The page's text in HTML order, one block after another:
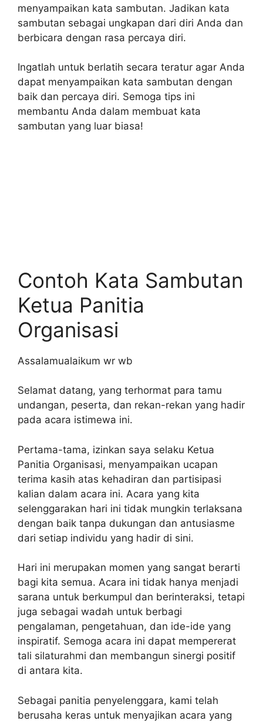
menyampaikan kata sambutan. Jadikan kata
sambutan sebagai ungkapan dari diri Anda dan
berbicara dengan rasa percaya diri.
Ingatlah untuk berlatih secara teratur agar Anda
dapat menyampaikan kata sambutan dengan
baik dan percaya diri. Semoga tips ini
membantu Anda dalam membuat kata
sambutan yang luar biasa!
Contoh Kata Sambutan
Ketua Panitia
Organisasi
Assalamualaikum wr wb
Selamat datang, yang terhormat para tamu
undangan, peserta, dan rekan-rekan yang hadir
pada acara istimewa ini.
Pertama-tama, izinkan saya selaku Ketua
Panitia Organisasi, menyampaikan ucapan
terima kasih atas kehadiran dan partisipasi
kalian dalam acara ini. Acara yang kita
selenggarakan hari ini tidak mungkin terlaksana
dengan baik tanpa dukungan dan antusiasme
dari setiap individu yang hadir di sini.
Hari ini merupakan momen yang sangat berarti
bagi kita semua. Acara ini tidak hanya menjadi
sarana untuk berkumpul dan berinteraksi, tetapi
juga sebagai wadah untuk berbagi
pengalaman, pengetahuan, dan ide-ide yang
inspiratif. Semoga acara ini dapat mempererat
tali silaturahmi dan membangun sinergi positif
di antara kita.
Sebagai panitia penyelenggara, kami telah
berusaha keras untuk menyajikan acara yang